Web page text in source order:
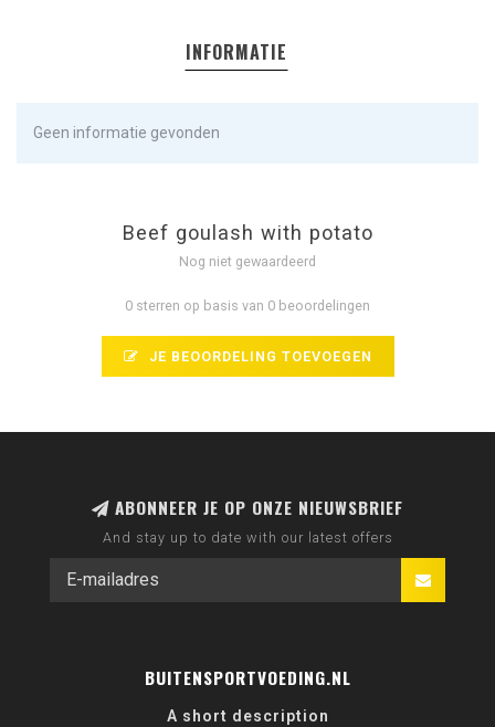
INFORMATIE
Geen informatie gevonden
Beef goulash with potato
Nog niet gewaardeerd
0 sterren op basis van 0 beoordelingen
JE BEOORDELING TOEVOEGEN
ABONNEER JE OP ONZE NIEUWSBRIEF
And stay up to date with our latest offers
BUITENSPORTVOEDING.NL
A short description